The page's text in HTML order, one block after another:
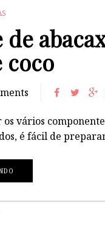
de
coco
vários
é fácil de